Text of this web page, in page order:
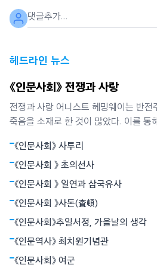
헤드라인 뉴스
《인문사회》 전쟁과 사랑
전쟁과 사랑 어니스트 헤밍웨이는 반
죽음을 소재로 한 것이 많았다. 이를 통
철학이었다. 그는 그것이 용기로 죽음
믿었다. 그의 장편 ‘누구를 위하여 종을
정권과 좌파 공화군으로 갈라져
《인문사회》 사투리
《인문사회 》 초의선사
《인문사회 》 일연과 삼국유사
《인문사회 》사돈(査頓)
《인문사회》추일서정, 가을날의 생각
《인문역사》 최치원기념관
《인문사회》 여군